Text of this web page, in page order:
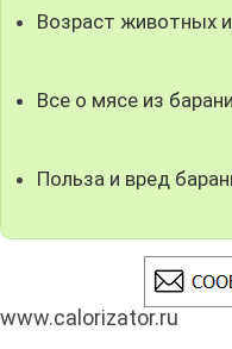
Возраст животных
Все о мясе из
Польза и вред
www.calorizator.ru